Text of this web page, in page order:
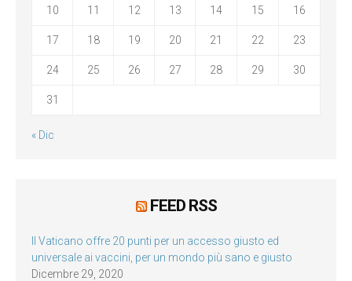
10 11 12 13 14 15 16
17 18 19 20 21 22 23
24 25 26 27 28 29 30
31
« Dic
FEED RSS
Il Vaticano offre 20 punti per un accesso giusto ed
universale ai vaccini, per un mondo più sano e giusto
Dicembre 29, 2020